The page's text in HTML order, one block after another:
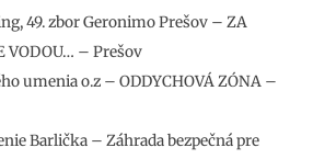
49. zbor Geronimo Prešov – ZA
VODOU… – Prešov
umenia o.z – ODDYCHOVÁ ZÓNA –
Barlička – Záhrada bezpečná pre